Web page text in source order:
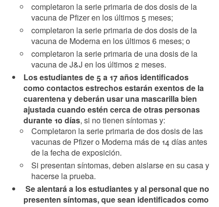
completaron la serie primaria de dos dosis de la
vacuna de Pfizer en los últimos 5 meses;
completaron la serie primaria de dos dosis de la
vacuna de Moderna en los últimos 6 meses; o
completaron la serie primaria de una dosis de la
vacuna de J&J en los últimos 2 meses.
Los estudiantes de 5 a 17 años identificados
como contactos estrechos estarán exentos de la
cuarentena y deberán usar una mascarilla bien
ajustada cuando estén cerca de otras personas
durante 10 días, si no tienen síntomas y:
Completaron la serie primaria de dos dosis de las
vacunas de Pfizer o Moderna más de 14 días antes
de la fecha de exposición.
Si presentan síntomas, deben aislarse en su casa y
hacerse la prueba.
Se alentará a los estudiantes y al personal que no
presenten síntomas, que sean identificados como